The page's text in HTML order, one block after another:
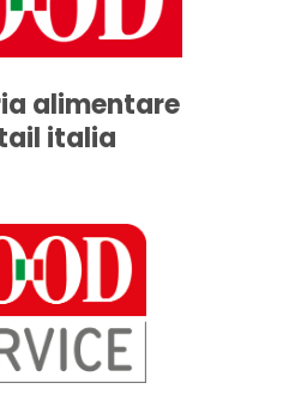
alimentare
italia